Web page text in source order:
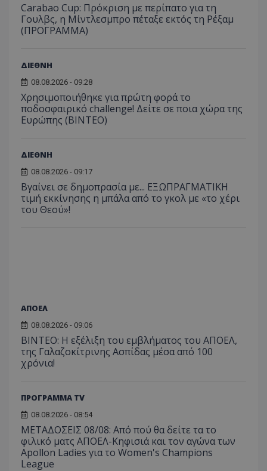
Carabao Cup: Πρόκριση με περίπατο για τη
Γουλβς, η Μίντλεσμπρο πέταξε εκτός τη Ρέξαμ
(ΠΡΟΓΡΑΜΜΑ)
ΔΙΕΘΝΗ
08.08.2026 - 09:28
Χρησιμοποιήθηκε για πρώτη φορά το
ποδοσφαιρικό challenge! Δείτε σε ποια χώρα της
Ευρώπης (ΒΙΝΤΕΟ)
ΔΙΕΘΝΗ
08.08.2026 - 09:17
Βγαίνει σε δημοπρασία με... ΕΞΩΠΡΑΓΜΑΤΙΚΗ
τιμή εκκίνησης η μπάλα από το γκολ με «το χέρι
του Θεού»!
ΑΠΟΕΛ
08.08.2026 - 09:06
ΒΙΝΤΕΟ: Η εξέλιξη του εμβλήματος του ΑΠΟΕΛ,
της Γαλαζοκίτρινης Ασπίδας μέσα από 100
χρόνια!
ΠΡΟΓΡΑΜΜΑ TV
08.08.2026 - 08:54
ΜΕΤΑΔΟΣΕΙΣ 08/08: Από πού θα δείτε τα το
φιλικό ματς ΑΠΟΕΛ-Κηφισιά και τον αγώνα των
Apollon Ladies για το Women's Champions
League